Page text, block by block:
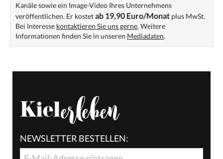
Kanäle sowie ein Image-Video Ihres Unternehmens
veröffentlichen. Er kostetab 19,90 Euro/Monat plus MwSt.
Bei Interesse kontaktieren Sie uns gerne. Weitere
Informationen finden Sie in unseren Mediadaten.
NEWSLETTER BESTELLEN: